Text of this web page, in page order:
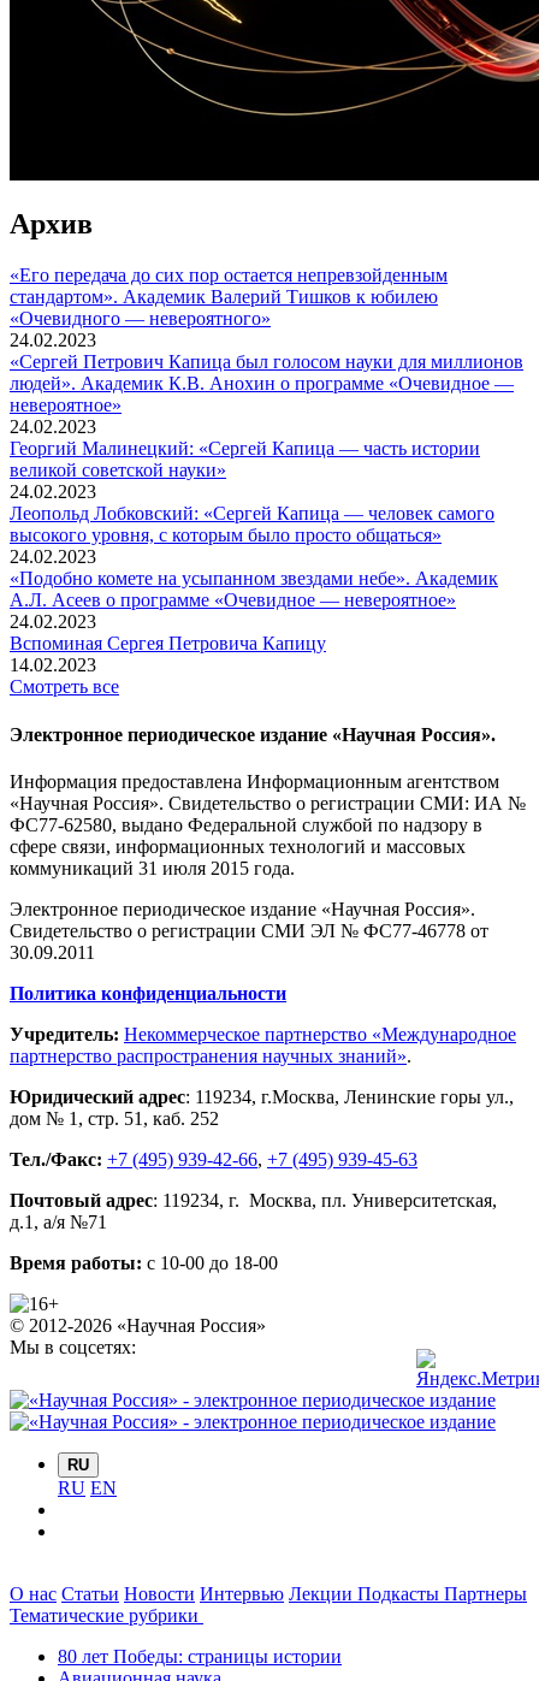
Архив
«Его передача до сих пор остается непревзойденным
стандартом». Академик Валерий Тишков к юбилею
«Очевидного — невероятного»
24.02.2023
«Сергей Петрович Капица был голосом науки для миллионов
людей». Академик К.В. Анохин о программе «Очевидное —
невероятное»
24.02.2023
Георгий Малинецкий: «Сергей Капица — часть истории
великой советской науки»
24.02.2023
Леопольд Лобковский: «Сергей Капица — человек самого
высокого уровня, с которым было просто общаться»
24.02.2023
«Подобно комете на усыпанном звездами небе». Академик
А.Л. Асеев о программе «Очевидное — невероятное»
24.02.2023
Вспоминaя Сергея Петровича Капицу
14.02.2023
Смотреть все
Электронное периодическое издание «Научная Россия».
Информация предоставлена Информационным агентством
«Научная Россия». Свидетельство о регистрации СМИ: ИА №
ФС77-62580, выдано Федеральной службой по надзору в
сфере связи, информационных технологий и массовых
коммуникаций 31 июля 2015 года.
Электронное периодическое издание «Научная Россия».
Свидетельство о регистрации СМИ ЭЛ № ФС77-46778 от
30.09.2011
Политика конфиденциальности
Учредитель: Некоммерческое партнерство «Международное
партнерство распространения научных знаний».
Юридический адрес: 119234, г.Москва, Ленинские горы ул.,
дом № 1, стр. 51 , каб. 252
Тел./Факс: +7 (495) 939-42-66, +7 (495) 939-45-63
Почтовый адрес: 119234, г. Москва, пл. Университетская,
д.1 , а/я №71
Время работы: с 10-00 до 18-00
© 2012-2026 «Научная Россия»
Мы в соцсетях:
RU
RU EN
О нас Статьи Новости Интервью Лекции Подкасты Партнеры
Тематические рубрики
80 лет Победы: страницы истории